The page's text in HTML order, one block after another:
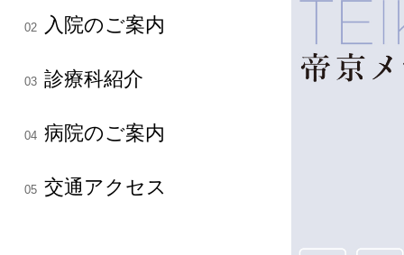
02 入院のご案内
03 診療科紹介
04 病院のご案内
05 交通アクセス